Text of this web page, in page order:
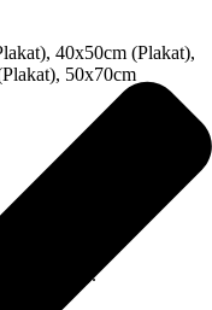
40x50cm (Plakat),
50x70cm
(Lærred).